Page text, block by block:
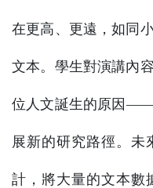
在更高、更遠，如同
文本。學生對演講內
位人文誕生的原因——
展新的研究路徑。未
計，將大量的文本數